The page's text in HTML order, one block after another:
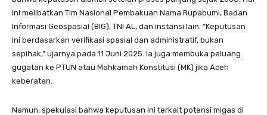
ini melibatkan Tim Nasional Pembakuan Nama Rupabumi, Badan
Informasi Geospasial (BIG), TNI AL, dan instansi lain. “Keputusan
ini berdasarkan verifikasi spasial dan administratif, bukan
sepihak,” ujarnya pada 11 Juni 2025. Ia juga membuka peluang
gugatan ke PTUN atau Mahkamah Konstitusi (MK) jika Aceh
keberatan.
Namun, spekulasi bahwa keputusan ini terkait potensi migas di